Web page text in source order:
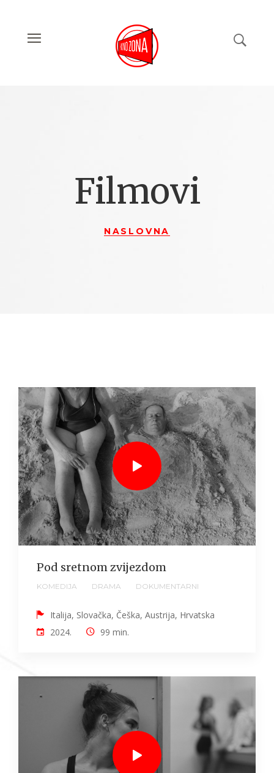
Filmovi
NASLOVNA
Pod sretnom zvijezdom
KOMEDIJA DRAMA DOKUMENTARNI
Italija, Slovačka, Češka, Austrija, Hrvatska
2024.
99 min.